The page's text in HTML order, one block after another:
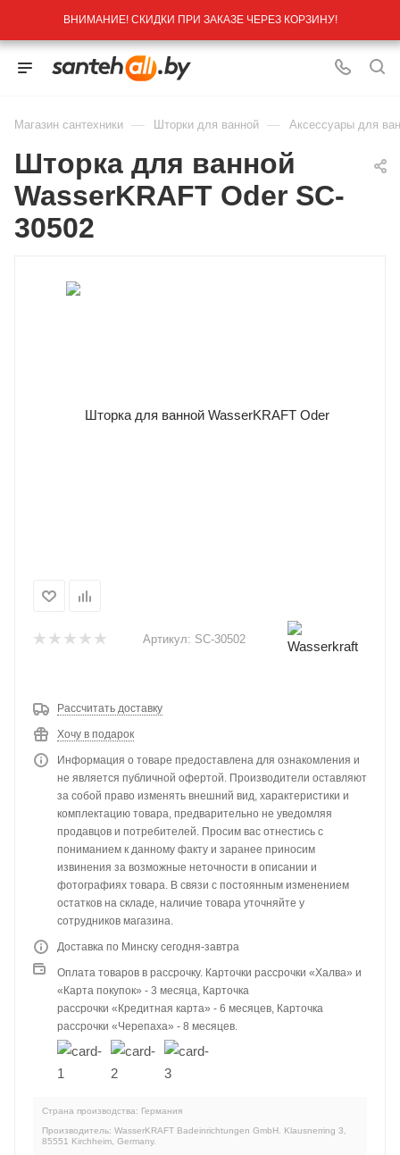
ВНИМАНИЕ! СКИДКИ ПРИ ЗАКАЗЕ ЧЕРЕЗ КОРЗИНУ!
Магазин сантехники — Шторки для ванной — Аксессуары для
Шторка для ванной
WasserKRAFT Oder SC-
30502
Артикул: SC-30502
Рассчитать доставку
Хочу в подарок
Информация о товаре предоставлена для ознакомления и
не является публичной офертой. Производители оставляют
за собой право изменять внешний вид, характеристики и
комплектацию товара, предварительно не уведомляя
продавцов и потребителей. Просим вас отнестись с
пониманием к данному факту и заранее приносим
извинения за возможные неточности в описании и
фотографиях товара. В связи с постоянным изменением
остатков на складе, наличие товара уточняйте у
сотрудников магазина.
Доставка по Минску сегодня-завтра
Оплата товаров в рассрочку. Карточки рассрочки «Халва» и
«Карта покупок» - 3 месяца, Карточка
рассрочки «Кредитная карта» - 6 месяцев, Карточка
рассрочки «Черепаха» - 8 месяцев.
Страна производства: Германия
Производитель: WasserKRAFT Badeinrichtungen GmbH. Klausnerring 3,
85551 Kirchheim, Germany.